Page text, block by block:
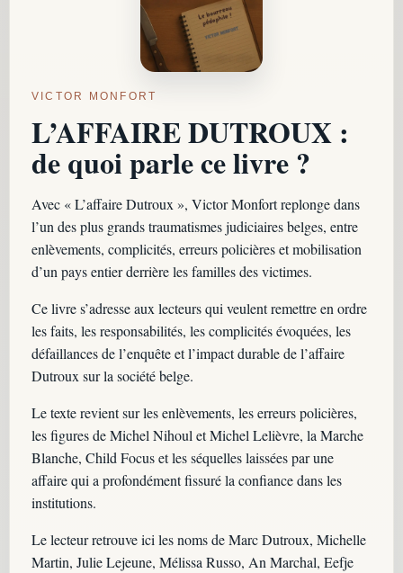
VICTOR MONFORT
L’AFFAIRE DUTROUX :
de quoi parle ce livre ?
Avec « L’affaire Dutroux », Victor Monfort replonge dans
l’un des plus grands traumatismes judiciaires belges, entre
enlèvements, complicités, erreurs policières et mobilisation
d’un pays entier derrière les familles des victimes.
Ce livre s’adresse aux lecteurs qui veulent remettre en ordre
les faits, les responsabilités, les complicités évoquées, les
défaillances de l’enquête et l’impact durable de l’affaire
Dutroux sur la société belge.
Le texte revient sur les enlèvements, les erreurs policières,
les figures de Michel Nihoul et Michel Lelièvre, la Marche
Blanche, Child Focus et les séquelles laissées par une
affaire qui a profondément fissuré la confiance dans les
institutions.
Le lecteur retrouve ici les noms de Marc Dutroux, Michelle
Martin, Julie Lejeune, Mélissa Russo, An Marchal, Eefje